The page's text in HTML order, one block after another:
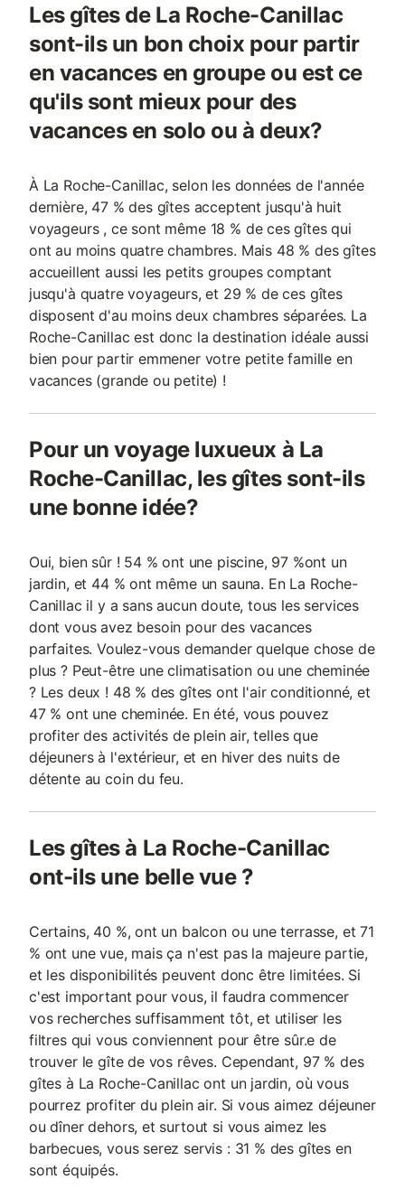
Les gîtes de La Roche-Canillac
sont-ils un bon choix pour partir
en vacances en groupe ou est ce
qu'ils sont mieux pour des
vacances en solo ou à deux?
À La Roche-Canillac, selon les données de l'année
dernière, 47 % des gîtes acceptent jusqu'à huit
voyageurs , ce sont même 18 % de ces gîtes qui
ont au moins quatre chambres. Mais 48 % des gîtes
accueillent aussi les petits groupes comptant
jusqu'à quatre voyageurs, et 29 % de ces gîtes
disposent d'au moins deux chambres séparées. La
Roche-Canillac est donc la destination idéale aussi
bien pour partir emmener votre petite famille en
vacances (grande ou petite) !
Pour un voyage luxueux à La
Roche-Canillac, les gîtes sont-ils
une bonne idée?
Oui, bien sûr ! 54 % ont une piscine, 97 %ont un
jardin, et 44 % ont même un sauna. En La Roche-
Canillac il y a sans aucun doute, tous les services
dont vous avez besoin pour des vacances
parfaites. Voulez-vous demander quelque chose de
plus ? Peut-être une climatisation ou une cheminée
? Les deux ! 48 % des gîtes ont l'air conditionné, et
47 % ont une cheminée. En été, vous pouvez
profiter des activités de plein air, telles que
déjeuners à l'extérieur, et en hiver des nuits de
détente au coin du feu.
Les gîtes à La Roche-Canillac
ont-ils une belle vue ?
Certains, 40 %, ont un balcon ou une terrasse, et 71
% ont une vue, mais ça n'est pas la majeure partie,
et les disponibilités peuvent donc être limitées. Si
c'est important pour vous, il faudra commencer
vos recherches suffisamment tôt, et utiliser les
filtres qui vous conviennent pour être sûr.e de
trouver le gîte de vos rêves. Cependant, 97 % des
gîtes à La Roche-Canillac ont un jardin, où vous
pourrez profiter du plein air. Si vous aimez déjeuner
ou dîner dehors, et surtout si vous aimez les
barbecues, vous serez servis : 31 % des gîtes en
sont équipés.